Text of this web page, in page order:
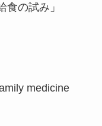
の試み」
medicine